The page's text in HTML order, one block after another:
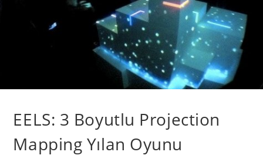
EELS: 3 Boyutlu Projection
Mapping Yılan Oyunu